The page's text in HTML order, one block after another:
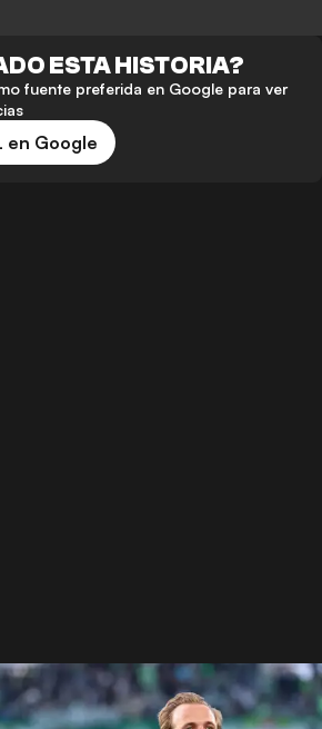
ESTA HISTORIA?
fuente preferida en Google para ver
en Google